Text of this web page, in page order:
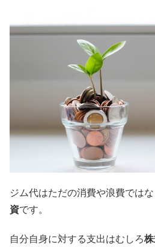
ジム代はただの消費や浪費では
資です。
自分自身に対する支出はむしろ